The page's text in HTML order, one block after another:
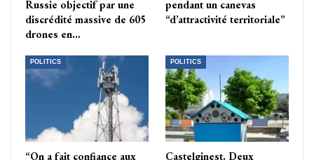
Russie objectif par une
discrédité massive de 605
drones en…
pendant un canevas
“d’attractivité territoriale”
POLITICS
“On a fait confiance aux
POLITICS
Castelginest. Deux